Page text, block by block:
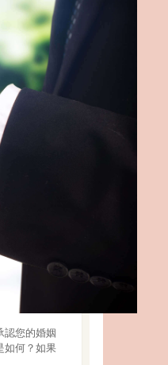
認您的婚姻
如何？如果